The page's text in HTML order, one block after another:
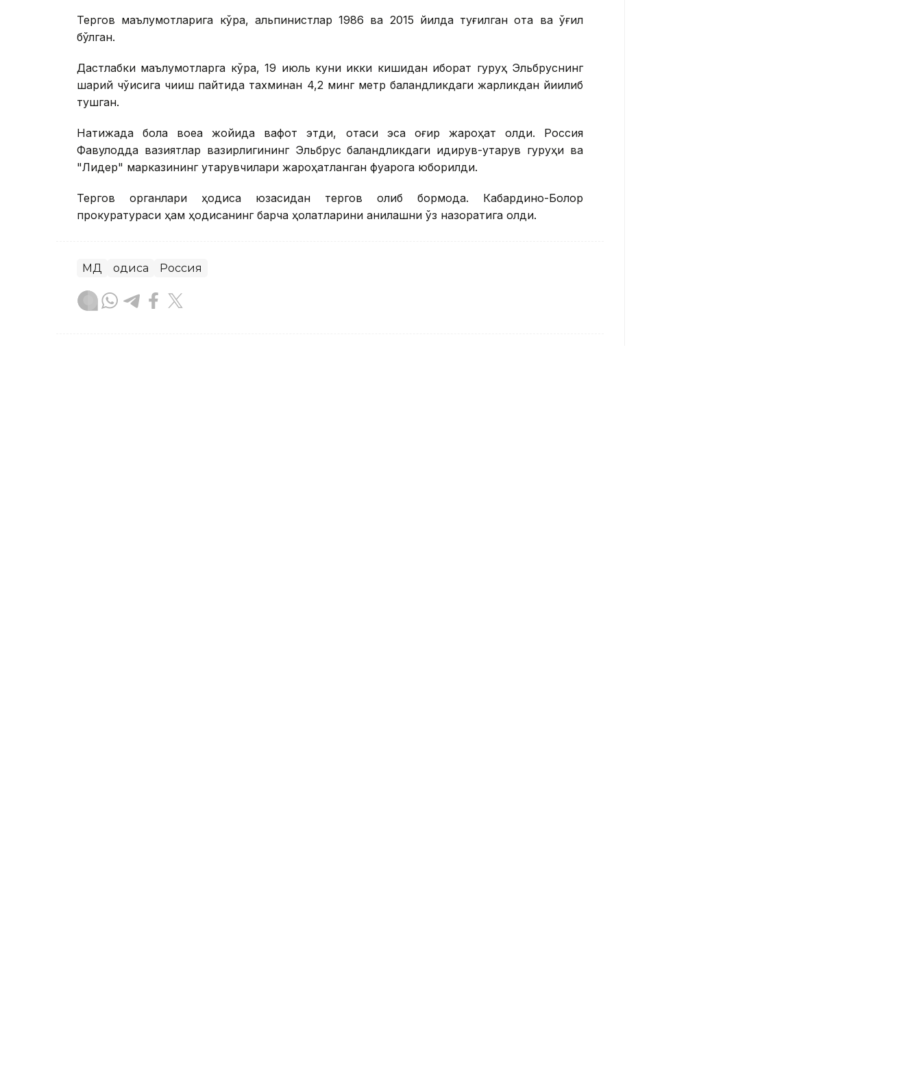
Тергов маълумотларига кўра, альпинистлар 1986 ва 2015 йилда туғилган ота ва ўғил
бўлган.
Дастлабки маълумотларга кўра, 19 июль куни икки кишидан иборат гуруҳ Эльбруснинг
шарқий чўққисига чиқиш пайтида тахминан 4,2 минг метр баландликдаги жарликдан йиқилиб
тушган.
Натижада бола воқеа жойида вафот этди, отаси эса оғир жароҳат олди. Россия
Фавқулодда вазиятлар вазирлигининг Эльбрус баландликдаги қидирув-қутқарув гуруҳи ва
"Лидер" марказининг қутқарувчилари жароҳатланган фуқарога юборилди.
Тергов органлари ҳодиса юзасидан тергов олиб бормоқда. Кабардино-Болқор
прокуратураси ҳам ҳодисанинг барча ҳолатларини аниқлашни ўз назоратига олди.
МДҲ Ҳодиса Россия